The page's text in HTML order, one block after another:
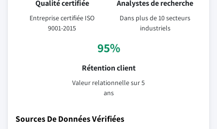
Qualité certifiée
Entreprise certifiée ISO
9001-2015
Analystes de recherche
Dans plus de 10 secteurs
industriels
95%
Rétention client
Valeur relationnelle sur 5
ans
Sources De Données Vérifiées